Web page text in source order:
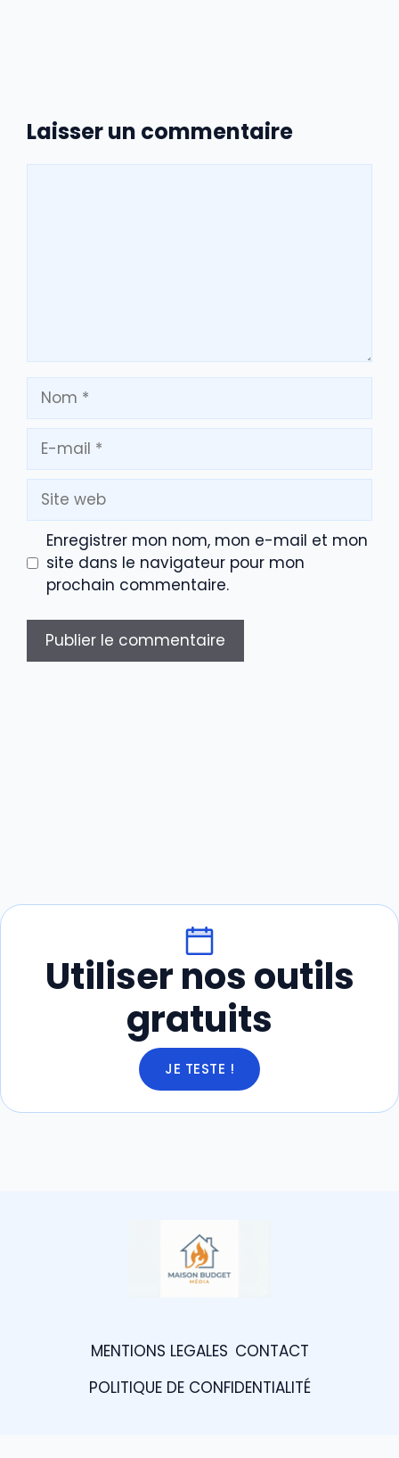
Laisser un commentaire
Nom
mail
Site
web
Enregistrer mon nom, mon e-mail et mon
site dans le navigateur pour mon
prochain commentaire.
Utiliser nos outils
gratuits
JE TESTE !
MENTIONS LEGALES CONTACT
POLITIQUE DE CONFIDENTIALITÉ